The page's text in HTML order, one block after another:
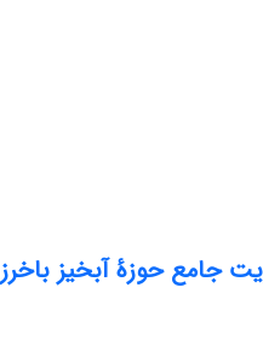
جامع حوزۀ آبخیز باخرز